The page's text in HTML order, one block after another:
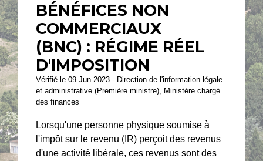
BÉNÉFICES NON
COMMERCIAUX
(BNC) : RÉGIME RÉEL
D'IMPOSITION
Vérifié le 09 Jun 2023 - Direction de l'information légale
et administrative (Première ministre), Ministère chargé
des finances
Lorsqu'une personne physique soumise à
l'impôt sur le revenu (IR) perçoit des revenus
d'une activité libérale, ces revenus sont des